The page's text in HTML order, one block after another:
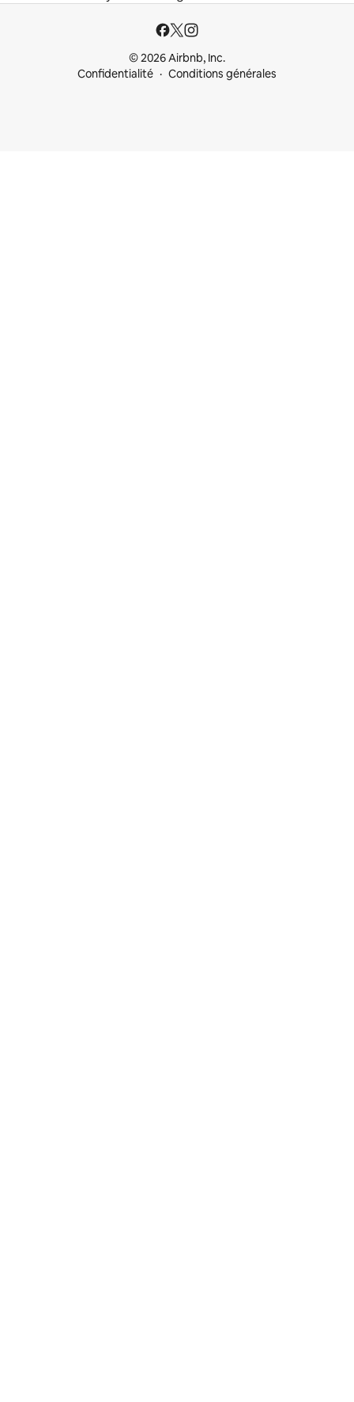
© 2026 Airbnb, Inc.
Confidentialité
Conditions générales